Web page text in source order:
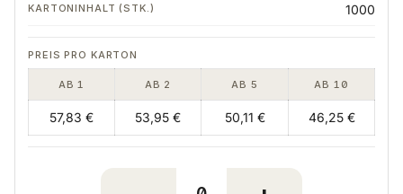
1000
AB 1 AB 2 AB 5 AB 10
57,83 € 53,95 € 50,11 € 46,25 €